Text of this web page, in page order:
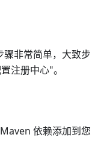
非常简单，大致步
注册中心"。
依赖添加到您